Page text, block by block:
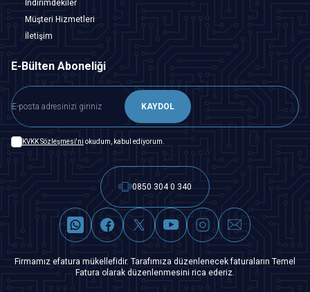
İndirimdekiler
Müşteri Hizmetleri
İletişim
E-Bülten Aboneliği
KAYDOL
KVKK Sözleşmesi'ni okudum, kabul ediyorum.
0850 304 0 340
Firmamız efatura mükellefidir. Tarafımıza düzenlenecek faturaların Temel
Fatura olarak düzenlenmesini rica ederiz.